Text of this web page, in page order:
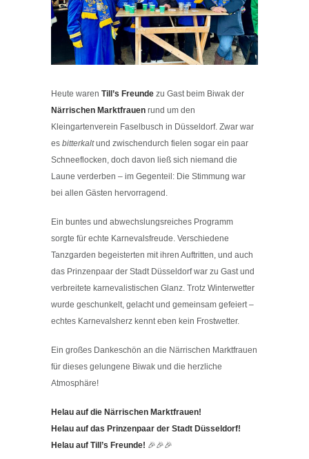
Heute waren Till’s Freunde zu Gast beim Biwak der
Närrischen Marktfrauen rund um den
Kleingartenverein Faselbusch in Düsseldorf. Zwar war
es bitterkaltund zwischendurch fielen sogar ein paar
Schneeflocken, doch davon ließ sich niemand die
Laune verderben – im Gegenteil: Die Stimmung war
bei allen Gästen hervorragend.
Ein buntes und abwechslungsreiches Programm
sorgte für echte Karnevalsfreude. Verschiedene
Tanzgarden begeisterten mit ihren Auftritten, und auch
das Prinzenpaar der Stadt Düsseldorf war zu Gast und
verbreitete karnevalistischen Glanz. Trotz Winterwetter
wurde geschunkelt, gelacht und gemeinsam gefeiert –
echtes Karnevalsherz kennt eben kein Frostwetter.
Ein großes Dankeschön an die Närrischen Marktfrauen
für dieses gelungene Biwak und die herzliche
Atmosphäre!
Helau auf die Närrischen Marktfrauen!
Helau auf das Prinzenpaar der Stadt Düsseldorf!
Helau auf Till’s Freunde! 🎉🎉🎉